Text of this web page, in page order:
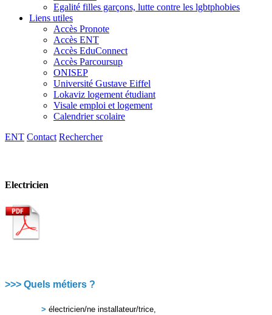
Egalité filles garçons, lutte contre les lgbtphobies
Liens utiles
Accès Pronote
Accès ENT
Accès EduConnect
Accès Parcoursup
ONISEP
Université Gustave Eiffel
Lokaviz logement étudiant
Visale emploi et logement
Calendrier scolaire
ENT Contact Rechercher
Electricien
>>> Quels métiers ?
> électricien/ne installateur/trice,